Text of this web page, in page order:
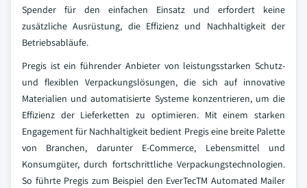
Spender für den einfachen Einsatz und erfordert keine
zusätzliche Ausrüstung, die Effizienz und Nachhaltigkeit der
Betriebsabläufe.
Pregis ist ein führender Anbieter von leistungsstarken Schutz-
und flexiblen Verpackungslösungen, die sich auf innovative
Materialien und automatisierte Systeme konzentrieren, um die
Effizienz der Lieferketten zu optimieren. Mit einem starken
Engagement für Nachhaltigkeit bedient Pregis eine breite Palette
von Branchen, darunter E-Commerce, Lebensmittel und
Konsumgüter, durch fortschrittliche Verpackungstechnologien.
So führte Pregis zum Beispiel den EverTecTM Automated Mailer